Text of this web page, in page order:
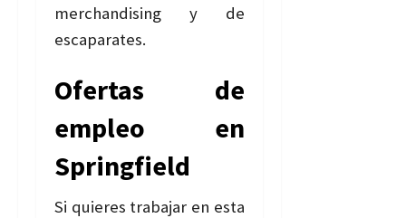
merchandising y de
escaparates.
Ofertas de
empleo en
Springfield
Si quieres trabajar en esta